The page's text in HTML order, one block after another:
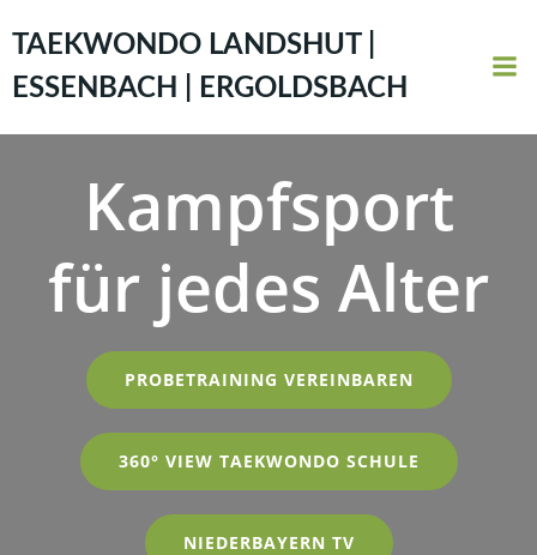
Inhalt
springen
TAEKWONDO LANDSHUT |
ESSENBACH | ERGOLDSBACH
Kampfsport
für jedes Alter
PROBETRAINING VEREINBAREN
360° VIEW TAEKWONDO SCHULE
NIEDERBAYERN TV